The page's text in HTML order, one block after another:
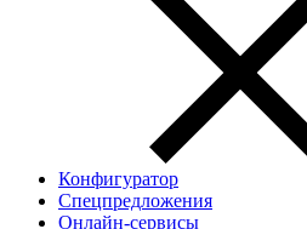
Конфигуратор
Спецпредложения
Онлайн-сервисы